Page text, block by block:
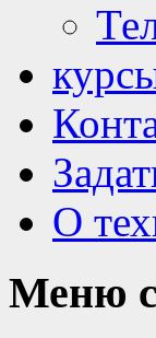
О
Меню